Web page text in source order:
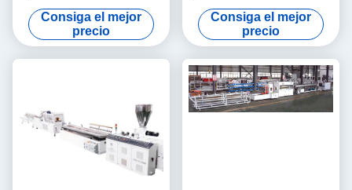
extrusión de perfiles de PVC
Consiga el mejor
precio
producción de techos
decorativos de WPC
Consiga el mejor
precio